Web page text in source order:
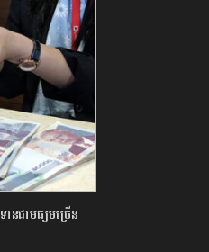
នជាមធ្យមច្រើន